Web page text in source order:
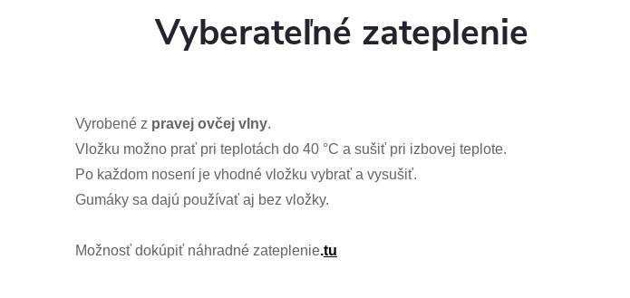
Vyberateľné zateplenie
Vyrobené z pravej ovčej vlny.
Vložku možno prať pri teplotách do 40 °C a sušiť pri izbovej teplote.
Po každom nosení je vhodné vložku vybrať a vysušiť.
Gumáky sa dajú používať aj bez vložky.
Možnosť dokúpiť náhradné zateplenie.tu